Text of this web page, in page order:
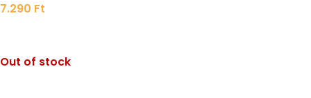
7.290 Ft
Out of stock